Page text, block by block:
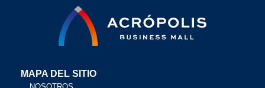
MAPA DEL SITIO